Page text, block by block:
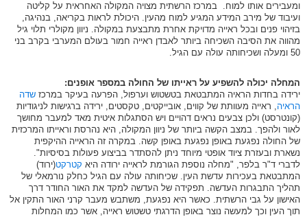
ומעבירים אותו למוח. במרכז הרשתית מצויה המקולה האחראית על קליטה
ועיבוד של מירב המידע המגיע למוח מהעין. היכולת לראות בקריאה, בנהיגה,
בזיהוי פנים ובכל ראייה מדויקת אחרת מתבצעת במקולה. ניוון מקולרי תלוי גיל
מהווה את הסיבה השכיחה ביותר לאבדן ראייה חמור בעולם המערבי בקרב בני
50 ומעלה ושכיחותה עולה עם הגיל.
המחלה יכולה להשפיע על ראייתו של החולה במספר אופנים:
ירידה בחדות הראיה המתבטאת בטשטוש וערפול, הפרעה בעיקר במרכז שדה
הראיה, ראייה מעוותת של קווים, אובייקטים, טקסטים, ירידה ברגישות לניגודיות
(קונטרסט) ולכן צבעים נראים דהויים ויש הסתגלות איטית מאד למעבר מחושך
לאור ולהפך. במצב הקשה ביותר של ניוון המקולה, היא נהרסת וראייתו המרכזית
של החולה נפגעת באופן נפגעת באופן קשה. במקרה זה הראייה ההיקפית
נשארת ובעזרת ציוד אופטי מיוחד ניתן להסתדר בביצוע פעולות בסיסיות".
לדברי ד"ר בלפר, "מחלה נוספת הגורמת לראייה ירודה היא קטרקט(ירוד)
המתבטאת בעכירות עדשת העין. שכיחותה עולה עם הגיל כחלק נורמאלי של
תהליך התבגרות העדשה. תפקידה של העדשה למקד את האור החודר דרך
האישון על גבי הרשתית. כאשר היא נפגעת, משתבש מעבר קרני האור התקין אל
תוך העין וכך למעשה נוצר באופן הדרגתי טשטוש ראייה, אשר כמו המחלות